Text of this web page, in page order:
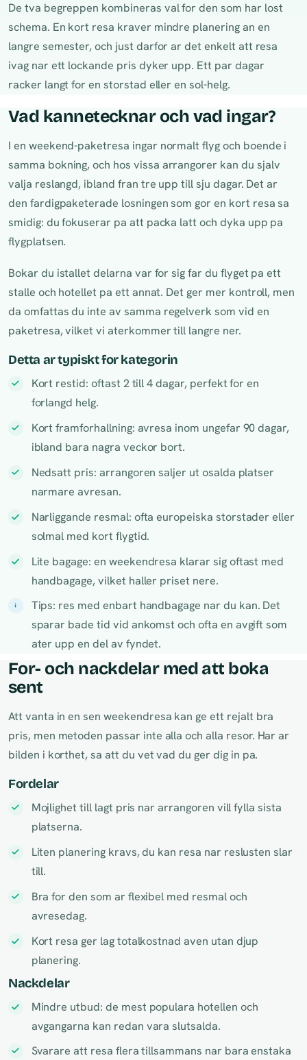
De tva begreppen kombineras val for den som har lost
schema. En kort resa kraver mindre planering an en
langre semester, och just darfor ar det enkelt att resa
ivag nar ett lockande pris dyker upp. Ett par dagar
racker langt for en storstad eller en sol-helg.
Vad kannetecknar och vad ingar?
I en weekend-paketresa ingar normalt flyg och boende i
samma bokning, och hos vissa arrangorer kan du sjalv
valja reslangd, ibland fran tre upp till sju dagar. Det ar
den fardigpaketerade losningen som gor en kort resa sa
smidig: du fokuserar pa att packa latt och dyka upp pa
flygplatsen.
Bokar du istallet delarna var for sig far du flyget pa ett
stalle och hotellet pa ett annat. Det ger mer kontroll, men
da omfattas du inte av samma regelverk som vid en
paketresa, vilket vi aterkommer till langre ner.
Detta ar typiskt for kategorin
Kort restid: oftast 2 till 4 dagar, perfekt for en
forlangd helg.
Kort framforhallning: avresa inom ungefar 90 dagar,
ibland bara nagra veckor bort.
Nedsatt pris: arrangoren saljer ut osalda platser
narmare avresan.
Narliggande resmal: ofta europeiska storstader eller
solmal med kort flygtid.
Lite bagage: en weekendresa klarar sig oftast med
handbagage, vilket haller priset nere.
Tips: res med enbart handbagage nar du kan. Det
sparar bade tid vid ankomst och ofta en avgift som
ater upp en del av fyndet.
For- och nackdelar med att boka
sent
Att vanta in en sen weekendresa kan ge ett rejalt bra
pris, men metoden passar inte alla och alla resor. Har ar
bilden i korthet, sa att du vet vad du ger dig in pa.
Fordelar
Mojlighet till lagt pris nar arrangoren vill fylla sista
platserna.
Liten planering kravs, du kan resa nar reslusten slar
till.
Bra for den som ar flexibel med resmal och
avresedag.
Kort resa ger lag totalkostnad aven utan djup
planering.
Nackdelar
Mindre utbud: de mest populara hotellen och
avgangarna kan redan vara slutsalda.
Svarare att resa flera tillsammans nar bara enstaka